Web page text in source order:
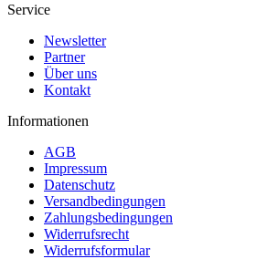
Service
Newsletter
Partner
Über uns
Kontakt
Informationen
AGB
Impressum
Datenschutz
Versandbedingungen
Zahlungsbedingungen
Widerrufsrecht
Widerrufsformular